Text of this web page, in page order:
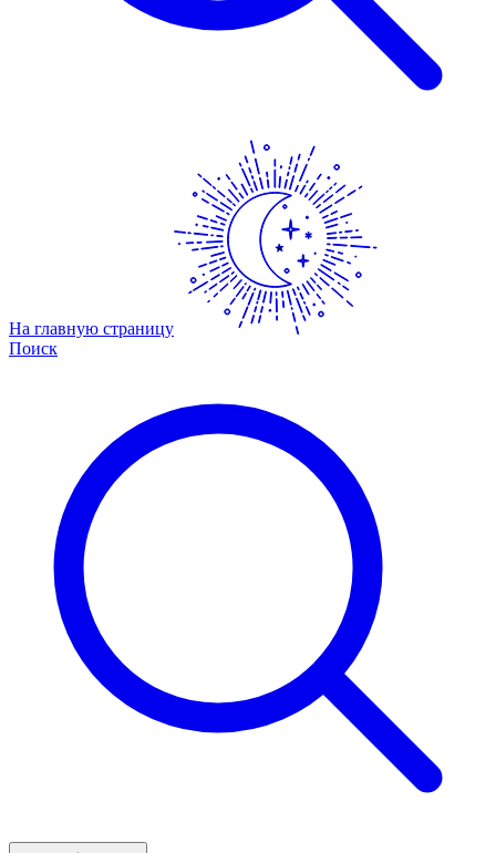
На главную страницу
Поиск